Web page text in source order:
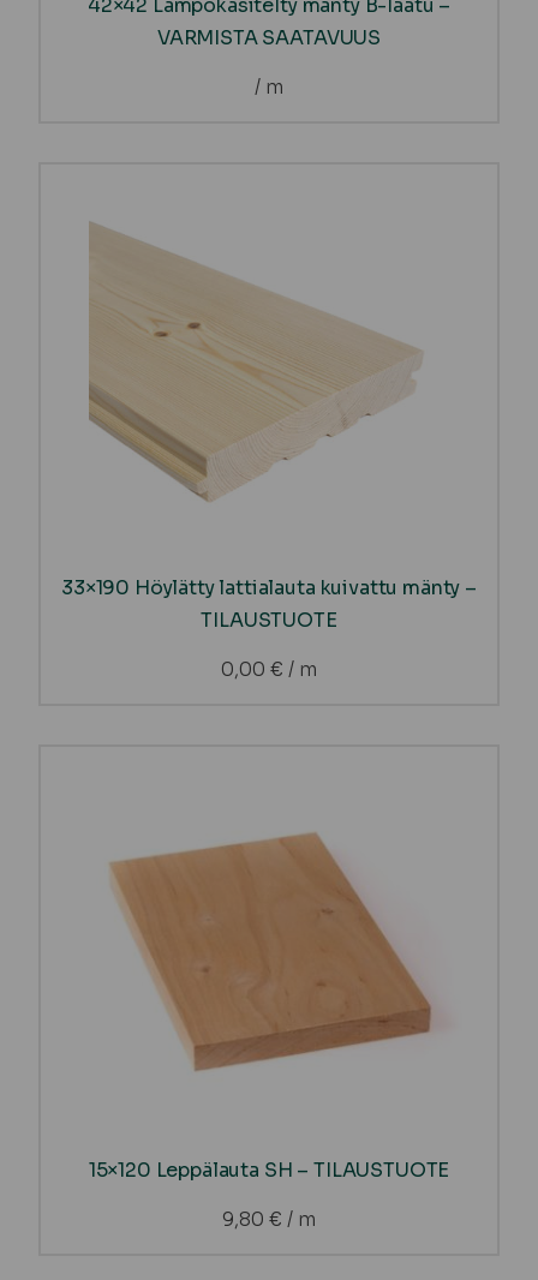
42×42 Lämpökäsitelty mänty B-laatu –
VARMISTA SAATAVUUS
/ m
33×190 Höylätty lattialauta kuivattu mänty –
TILAUSTUOTE
0,00 € / m
15×120 Leppälauta SH – TILAUSTUOTE
9,80 € / m